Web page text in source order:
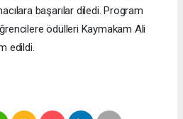
başarılar diledi. Program
ödülleri Kaymakam Ali
edildi.